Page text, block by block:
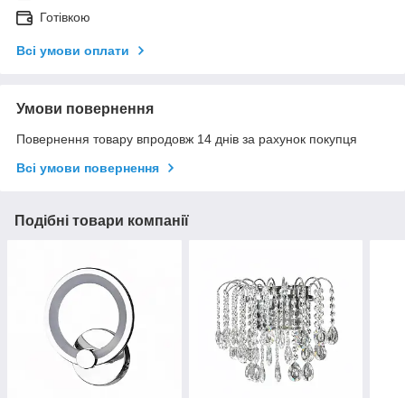
Готівкою
Всі умови оплати
Умови повернення
Повернення товару впродовж 14 днів за рахунок покупця
Всі умови повернення
Подібні товари компанії